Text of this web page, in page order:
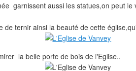
garnissent aussi les statues,on peut
de ternir ainsi la beauté de cette
la belle porte de bois de l'Eglise..